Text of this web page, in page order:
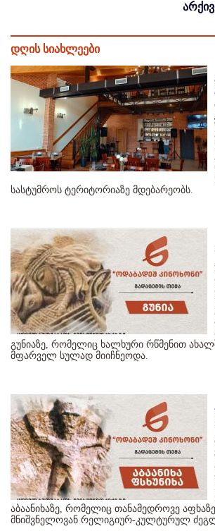
დღის სიახლეები
სასტუმროს ტერიტორიაზე მდებარეობს.
გუნიაზე, რომელიც ხალხური რწმენით
მფარველ სულად მიიჩნეოდა.
აბაანიხაზე, რომელიც თანამედროვე
მნიშვნელოვან რელიგიურ-კულტურულ